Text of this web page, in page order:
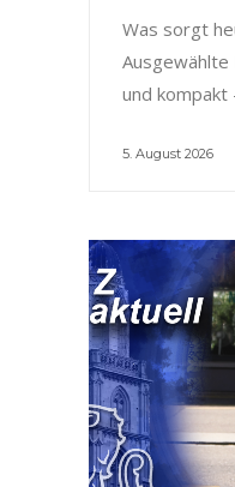
Was sorgt
Ausgewählte
und kompakt
5. August 2026